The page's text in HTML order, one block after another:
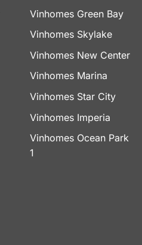
Vinhomes Green Bay
Vinhomes Skylake
Vinhomes New Center
Vinhomes Marina
Vinhomes Star City
Vinhomes Imperia
Vinhomes Ocean Park
1